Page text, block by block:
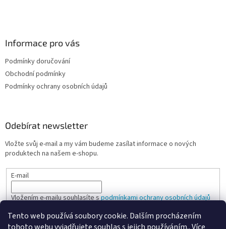
Tento web používá soubory cookie. Dalším procházením
Informace pro vás
Podmínky doručování
Obchodní podmínky
Podmínky ochrany osobních údajů
Odebírat newsletter
Vložte svůj e-mail a my vám budeme zasílat informace o nových
produktech na našem e-shopu.
E-mail
Vložením e-mailu souhlasíte spodmínkami ochrany osobních údajů
PŘIHLÁSIT SE